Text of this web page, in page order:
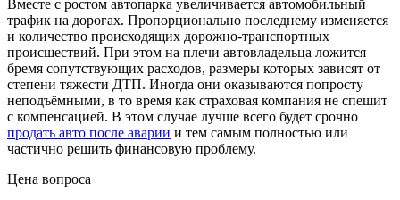
Вместе с ростом автопарка увеличивается автомобильный
трафик на дорогах. Пропорционально последнему изменяется
и количество происходящих дорожно-транспортных
происшествий. При этом на плечи автовладельца ложится
бремя сопутствующих расходов, размеры которых зависят от
степени тяжести ДТП. Иногда они оказываются попросту
неподъёмными, в то время как страховая компания не спешит
с компенсацией. В этом случае лучше всего будет срочно
продать авто после аварии и тем самым полностью или
частично решить финансовую проблему.
Цена вопроса